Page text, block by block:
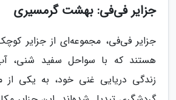
جزایر فی‌فی: بهشت گرمسیری
جزایر فی‌فی، مجموعه‌ای از جزایر
هستند که با سواحل سفید شنی،
زندگی دریایی غنی خود، به یکی از